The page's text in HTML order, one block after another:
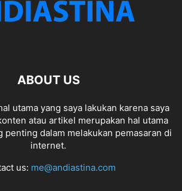
ABOUT US
utama yang saya lakukan karena saya
atau artikel merupakan hal utama
penting dalam melakukan pemasaran di
internet.
us: me@andiastina.com